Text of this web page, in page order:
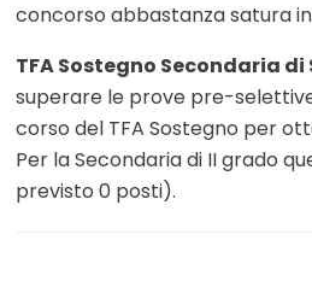
concorso abbastanza satura
TFA Sostegno Secondaria
superare le prove pre-
corso del TFA Sostegno per
Per la Secondaria di II grado
previsto 0 posti).